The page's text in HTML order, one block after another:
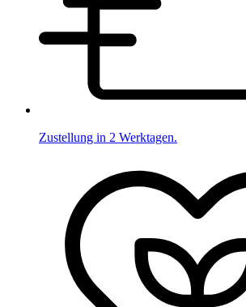
Zustellung in 2 Werktagen.